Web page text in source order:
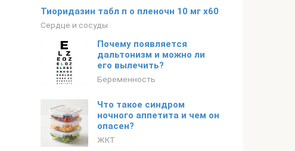
Тиоридазин табл п о пленочн 10 мг x60
Сердце и сосуды
Почему появляется
дальтонизм и можно ли
его вылечить?
Беременность
Что такое синдром
ночного аппетита и чем он
опасен?
ЖКТ